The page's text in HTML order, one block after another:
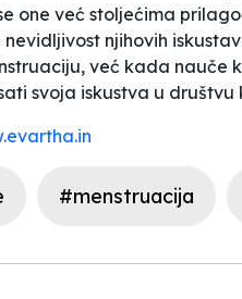
one već stoljećima
njihovih
već kada nauče
svoja iskustva u društvu
#menstruacija